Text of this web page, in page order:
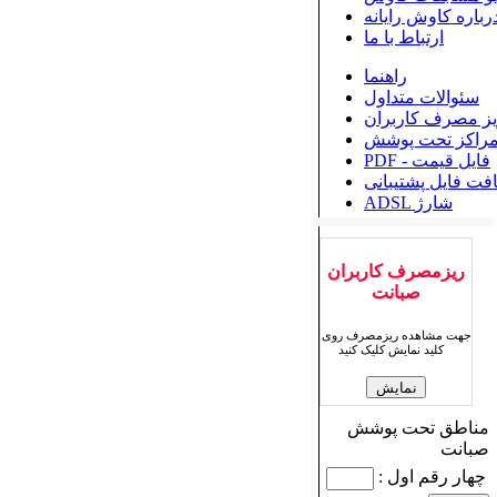
کاوش رایانه
ارتباط با ما
راهنما
سئوالات متداول
مصرف کاربران
مراکز تحت پوشش
PDF - فایل قیمت
فایل پشتیبانی
ADSL شارژ
ریزمصرف کاربران
صبانت
جهت مشاهده ریزمصرف روی
کلید نمایش کلیک کنید
مناطق تحت پوشش
صبانت
چهار رقم اول :